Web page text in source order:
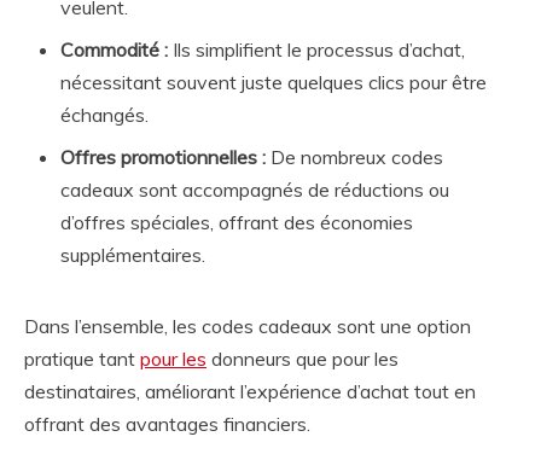
veulent.
Commodité : Ils simplifient le processus d’achat,
nécessitant souvent juste quelques clics pour être
échangés.
Offres promotionnelles : De nombreux codes
cadeaux sont accompagnés de réductions ou
d’offres spéciales, offrant des économies
supplémentaires.
Dans l’ensemble, les codes cadeaux sont une option
pratique tant pour les donneurs que pour les
destinataires, améliorant l’expérience d’achat tout en
offrant des avantages financiers.